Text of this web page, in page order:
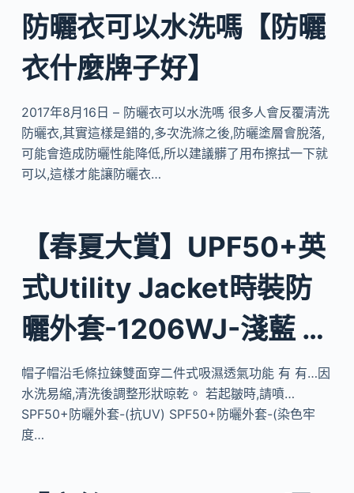
防曬衣可以水洗嗎【防曬
衣什麼牌子好】
2017年8月16日 – 防曬衣可以水洗嗎 很多人會反覆清洗
防曬衣,其實這樣是錯的,多次洗滌之後,防曬塗層會脫落,
可能會造成防曬性能降低,所以建議髒了用布擦拭一下就
可以,這樣才能讓防曬衣…
【春夏大賞】UPF50+英
式Utility Jacket時裝防
曬外套-1206WJ-淺藍 …
帽子帽沿毛條拉鍊雙面穿二件式吸濕透氣功能 有 有…因
水洗易縮,清洗後調整形狀晾乾。 若起皺時,請噴…
SPF50+防曬外套-(抗UV) SPF50+防曬外套-(染色牢
度…